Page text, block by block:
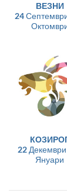
ВЕЗНИ
24
22
Януари